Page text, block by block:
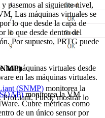
(SNMP) monitorea la
ProLiant. Puede mostrar lo
pasemos al siguiente nivel,
Las máquinas virtuales se
lo que desde la capa de
lo que desde dentro del
Por supuesto, PRTG puede
las máquinas virtuales desde
en las máquinas virtuales.
monitorea la VM
Cubre métricas como
de un único sensor por